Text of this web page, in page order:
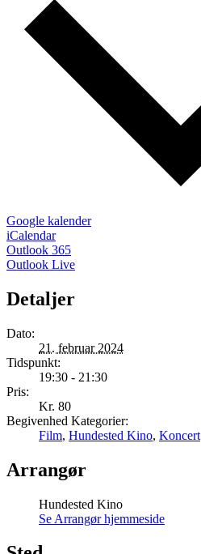
Google kalender
iCalendar
Outlook 365
Outlook Live
Detaljer
Dato:
21. februar 2024
Tidspunkt:
19:30 - 21:30
Pris:
Kr. 80
Begivenhed Kategorier:
Film, Hundested Kino, Koncert
Arrangør
Hundested Kino
Se Arrangør hjemmeside